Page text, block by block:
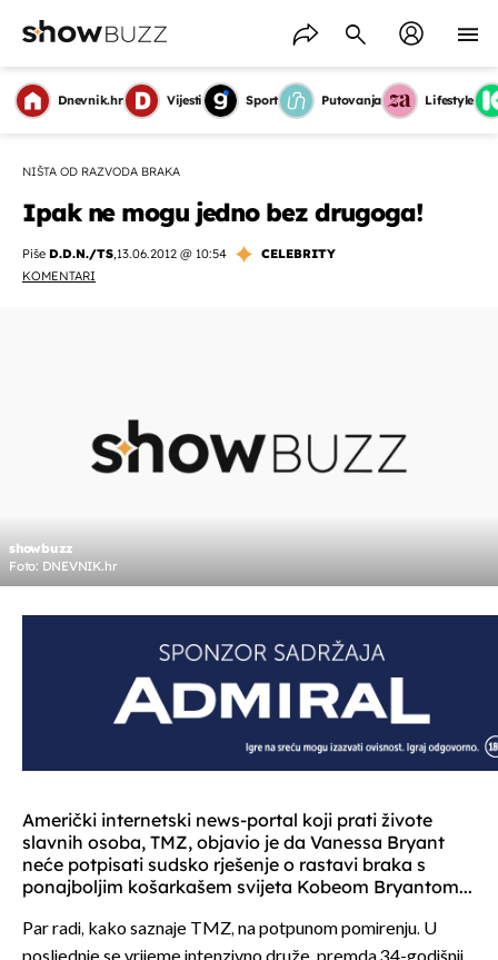
Dnevnik.hr Vijesti Sport Putovanja Lifestyle
NIŠTA OD RAZVODA BRAKA
Ipak ne mogu jedno bez drugoga!
Piše D.D.N./TS,13.06.2012 @ 10:54
CELEBRITY
KOMENTARI
showbuzz
Foto: DNEVNIK.hr
Američki internetski news-portal koji prati živote
slavnih osoba, TMZ, objavio je da Vanessa Bryant
neće potpisati sudsko rješenje o rastavi braka s
ponajboljim košarkašem svijeta Kobeom Bryantom...
Par radi, kako saznaje TMZ, na potpunom pomirenju. U
OMOGUĆI OBAVIJESTI